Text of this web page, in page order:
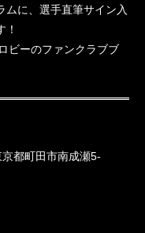
ムに、選手直筆サイン入
ビーのファンクラブブ
都町田市南成瀬5-